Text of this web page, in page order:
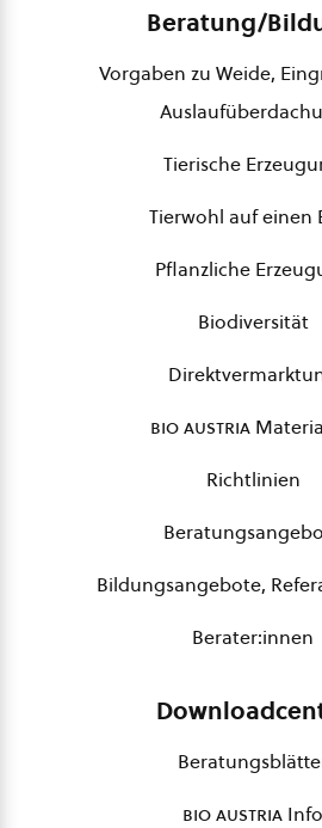
Beratung/
Vorgaben zu Weide,
Tierische
Tierwohl auf einen
Pflanzliche
Biodiversität
bio austria
Richtlinien
Bildungsangebote,
Berater:innen
bio austria Info